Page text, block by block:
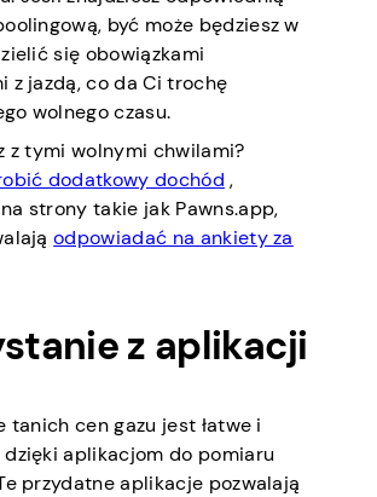
być może będziesz w
się obowiązkami
z jazdą, co da Ci trochę
wolnego czasu.
z tymi wolnymi chwilami?
dodatkowy dochód ,
strony takie jak Pawns.app,
odpowiadać na ankiety za
z aplikacji
tanich cen gazu jest łatwe i
aplikacjom do pomiaru
przydatne aplikacje pozwalają